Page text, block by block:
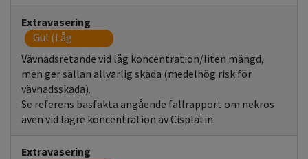
Extravasering
Gul (Låg
koncentration)
Vävnadsretande vid låg koncentration/liten mängd,
men ger sällan allvarlig skada (medelhög risk för
vävnadsskada).
Se referens basfakta angående fallrapport om nekros
även vid lägre koncentration av Cisplatin.
Extravasering